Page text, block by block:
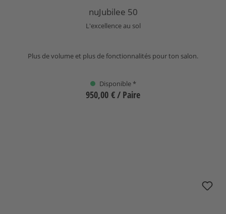
Note moyenne de 4.9 sur 5 étoiles
nuJubilee 50
L'excellence au sol
Plus de volume et plus de fonctionnalités pour ton salon.
Disponible *
950,00 €/ Paire